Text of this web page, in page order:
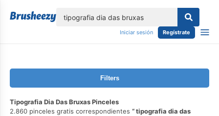
Iniciar sesión Regístrate
Filters
Tipografia Dia Das Bruxas Pinceles
2.860 pinceles gratis correspondientes
tipografia dia das